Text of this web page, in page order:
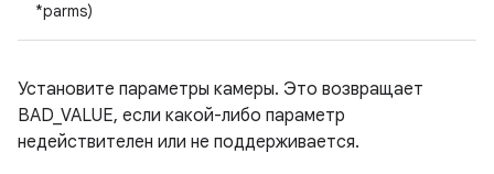
*parms)
Установите параметры камеры. Это возвращает
BAD_VALUE, если какой-либо параметр
недействителен или не поддерживается.